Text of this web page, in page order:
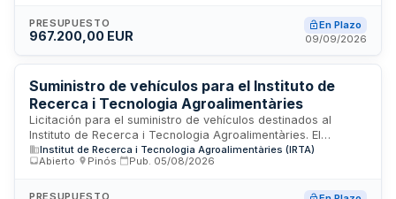
provisión de vehículos, su mantenimiento integral, seguros y
gestión de kilometraje, con liquidación individual por excesos
usuario según peritación de seguros. La adjudicación se
realizará conforme a varios criterios establecidos en el
pliego de cláusulas administrativas particulares.
PRESUPUESTO
967.200,00 EUR
En Plazo
09/09/2026
Suministro de vehículos para el Instituto de
Recerca i Tecnologia Agroalimentàries
Licitación para el suministro de vehículos destinados al
Instituto de Recerca i Tecnologia Agroalimentàries. El
contrato comprende la adquisición de vehículos conforme a
las características técnicas y condiciones especiales de
adjudicación se realizará conforme a los criterios de
Institut de Recerca i Tecnologia Agroalimentàries (IRTA)
Abierto
Pinós Pub. 05/08/2026
PRESUPUESTO